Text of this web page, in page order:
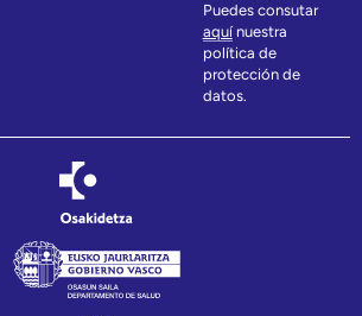
Puedes consutar
aquínuestra
política de
protección de
datos.